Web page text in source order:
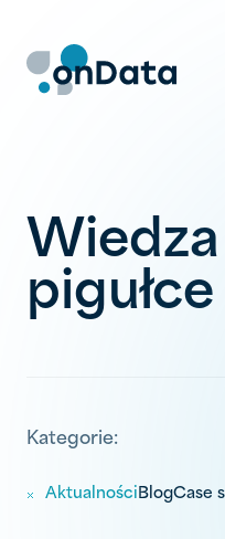
content
pigułce
Kategorie:
AktualnościBlogCase